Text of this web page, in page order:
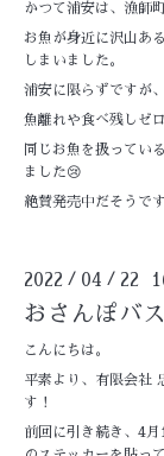
かつて浦安は、漁師
お魚が身近に沢山あ
しまいました。
浦安に限らずですが
魚離れや食べ残しゼ
同じお魚を扱ってい
ました😢
絶賛発売中だそうで
2022 / 04 / 22
おさんぽバ
こんにちは。
平素より、有限会社
す！
前回に引き続き、4